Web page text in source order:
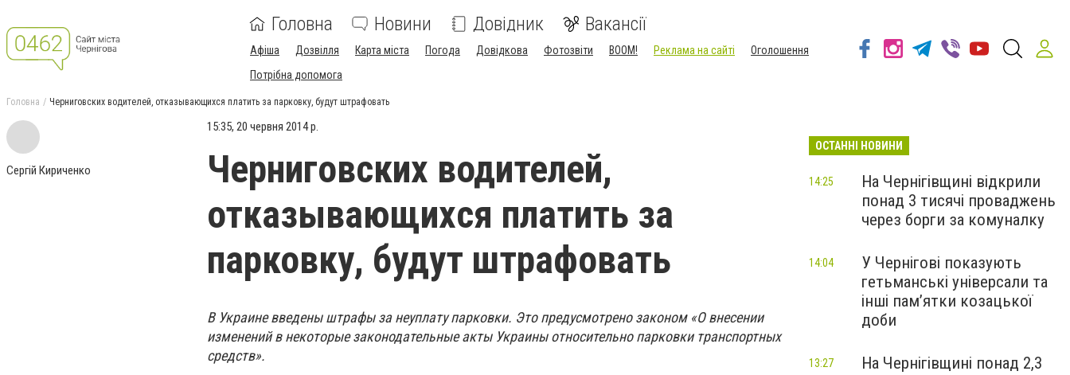
Головна Новини Довідник Вакансії
Афіша Дозвілля Карта міста Погода Довідкова Фотозвіти BOOM! Реклама на сайті
Оголошення
Потрібна допомога
Головна Черниговских водителей, отказывающихся платить за парковку, будут штрафовать
Сергій Кириченко
15:35, 20 червня 2014 р.
Черниговских водителей,
отказывающихся платить за
парковку, будут штрафовать
В Украине введены штрафы за неуплату парковки. Это предусмотрено законом «О внесении
изменений в некоторые законодательные акты Украины относительно парковки транспортных
средств».
ОСТАННІ НОВИНИ
На Чернігівщині відкрили
понад 3 тисячі проваджень
через борги за комуналку
14:25
У Чернігові показують
гетьманські універсали та
інші пам’ятки козацької
доби
14:04
На Чернігівщині понад 2,3
13:27